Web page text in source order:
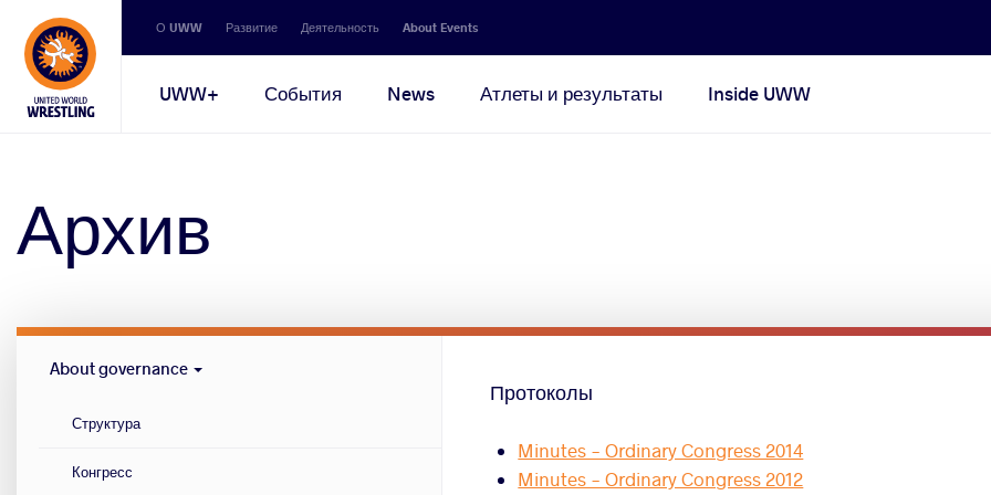
Secondary
navigation
О UWW Развитие Деятельность About Events
Main
UWW+ События News Атлеты и результаты Inside UWW
Архив
Протоколы
Minutes - Ordinary Congress 2014
Minutes - Ordinary Congress 2012
Governance
About governance
Структура
Конгресс